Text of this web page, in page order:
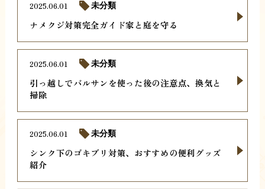
ナメクジ対策完全ガイド家と庭を守る
2025.06.01 未分類
引っ越しでバルサンを使った後の注意点、換気と
掃除
2025.06.01 未分類
シンク下のゴキブリ対策、おすすめの便利グッズ
紹介
2025.06.01 未分類